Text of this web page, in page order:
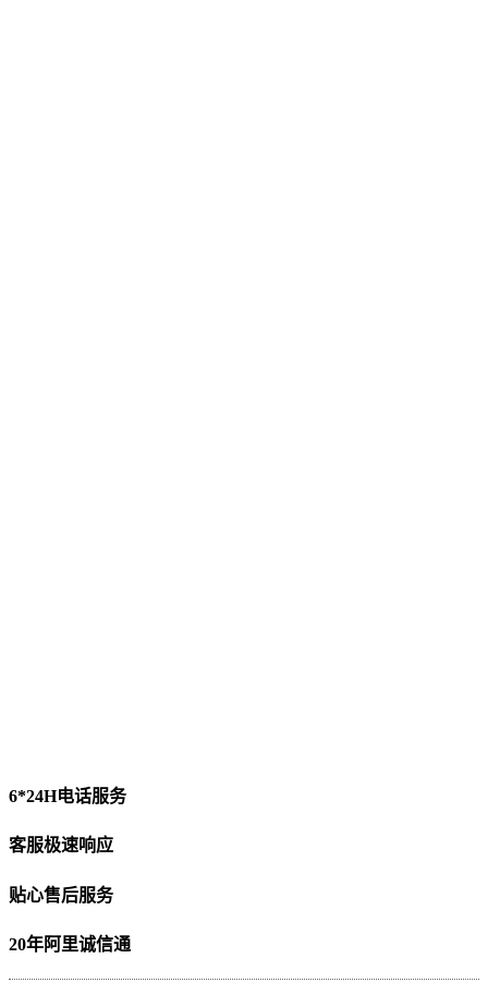
6*24H电话服务
客服极速响应
贴心售后服务
20年阿里诚信通